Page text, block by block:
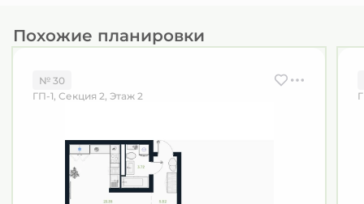
Похожие планировки
№ 30
ГП-1, Секция 2, Этаж 2